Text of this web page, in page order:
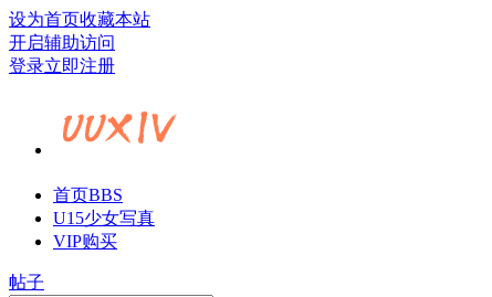
设为首页收藏本站
开启辅助访问
登录立即注册
首页BBS
U15少女写真
VIP购买
帖子